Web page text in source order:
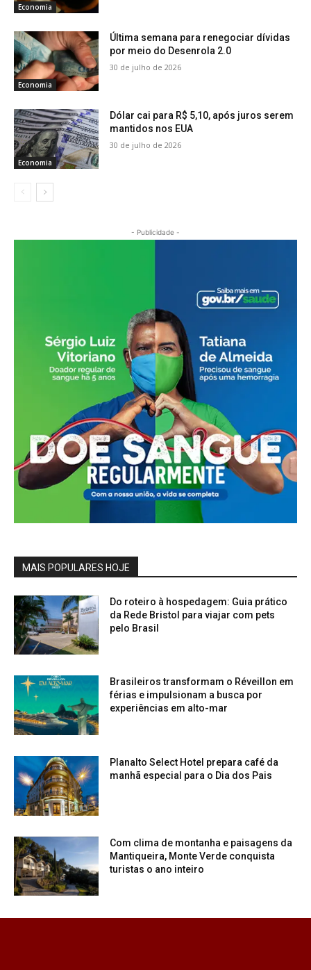
Economia
Economia
Última semana para renegociar dívidas
por meio do Desenrola 2.0
30 de julho de 2026
Economia
Dólar cai para R$ 5,10, após juros serem
mantidos nos EUA
30 de julho de 2026
- Publicidade -
MAIS POPULARES HOJE
Do roteiro à hospedagem: Guia prático
da Rede Bristol para viajar com pets
pelo Brasil
Brasileiros transformam o Réveillon em
férias e impulsionam a busca por
experiências em alto-mar
Planalto Select Hotel prepara café da
manhã especial para o Dia dos Pais
Com clima de montanha e paisagens da
Mantiqueira, Monte Verde conquista
turistas o ano inteiro